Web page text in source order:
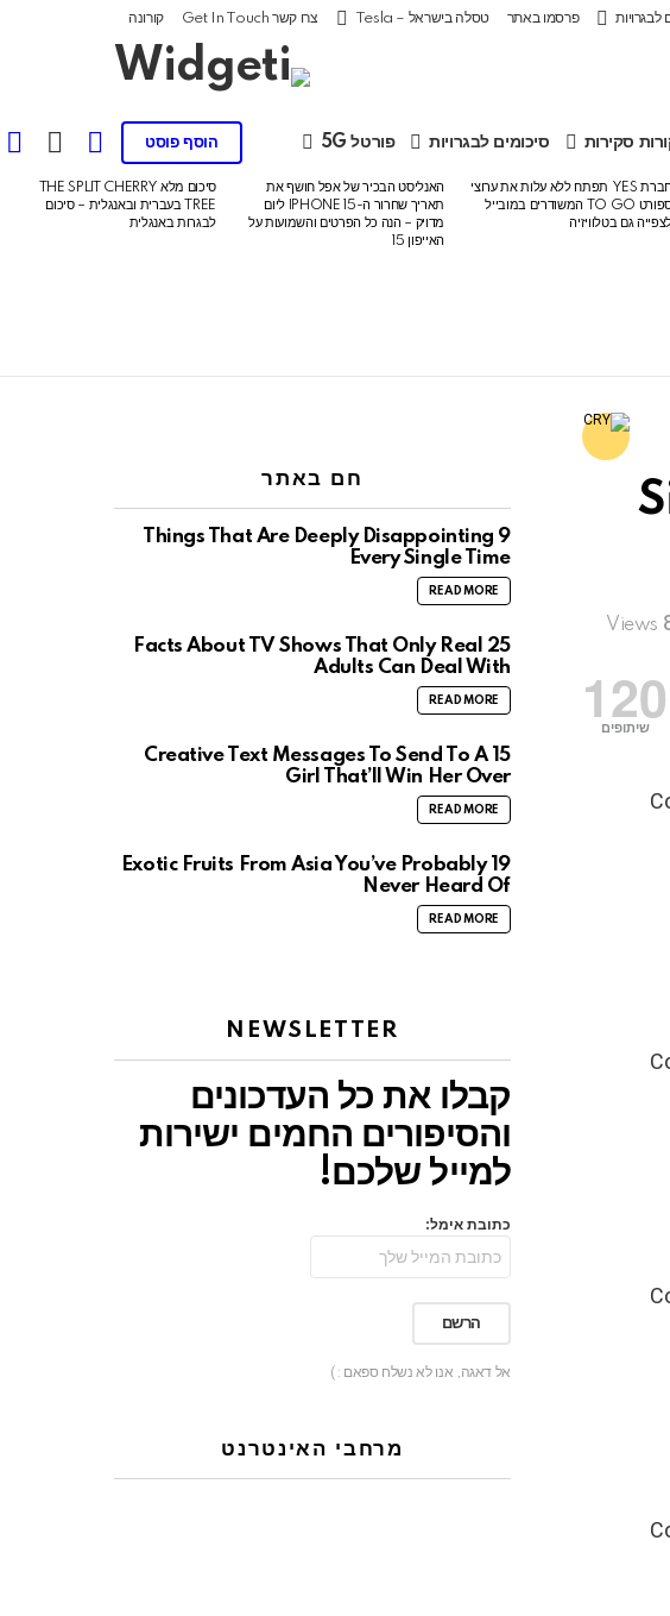
לבגרויות פרסמו באתר טסלה בישראל – Tesla צרו קשר Get In Touch קורונה
סקירות סיכומים לבגרויות פורטל 5G הוסף פוסט
FOLLOW
US
חברת YES תפתח ללא עלות את ערוצי
ספורט TO GO המשודרים במובייל
גם בטלוויזיה
האנליסט הבכיר של אפל חושף את
תאריך שחרור ה-IPHONE 15 ליום
מדויק – הנה כל הפרטים והשמועות על
האייפון 15
סיכום מלא THE SPLIT CHERRY
TREE בעברית ובאנגלית – סיכום
לבגרות באנגלית
Views
120
שיתופים
חם באתר
9 Things That Are Deeply Disappointing
Every Single Time
READ MORE
25 Facts About TV Shows That Only Real
Adults Can Deal With
READ MORE
15 Creative Text Messages To Send To A
Girl That’ll Win Her Over
READ MORE
19 Exotic Fruits From Asia You’ve Probably
Never Heard Of
READ MORE
NEWSLETTER
קבלו את כל העדכונים
והסיפורים החמים ישירות
למייל שלכם!
כתובת אימל:
אל דאגה, אנו לא נשלח ספאם :)
מרחבי האינטרנט